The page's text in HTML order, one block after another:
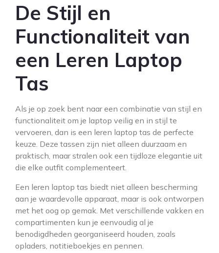
De Stijl en
Functionaliteit van
een Leren Laptop
Tas
Als je op zoek bent naar een combinatie van stijl en
functionaliteit om je laptop veilig en in stijl te
vervoeren, dan is een leren laptop tas de perfecte
keuze. Deze tassen zijn niet alleen duurzaam en
praktisch, maar stralen ook een tijdloze elegantie uit
die elke outfit complementeert.
Een leren laptop tas biedt niet alleen bescherming
aan je waardevolle apparaat, maar is ook ontworpen
met het oog op gemak. Met verschillende vakken en
compartimenten kun je eenvoudig al je
benodigdheden georganiseerd houden, zoals
opladers, notitieboekjes en pennen.